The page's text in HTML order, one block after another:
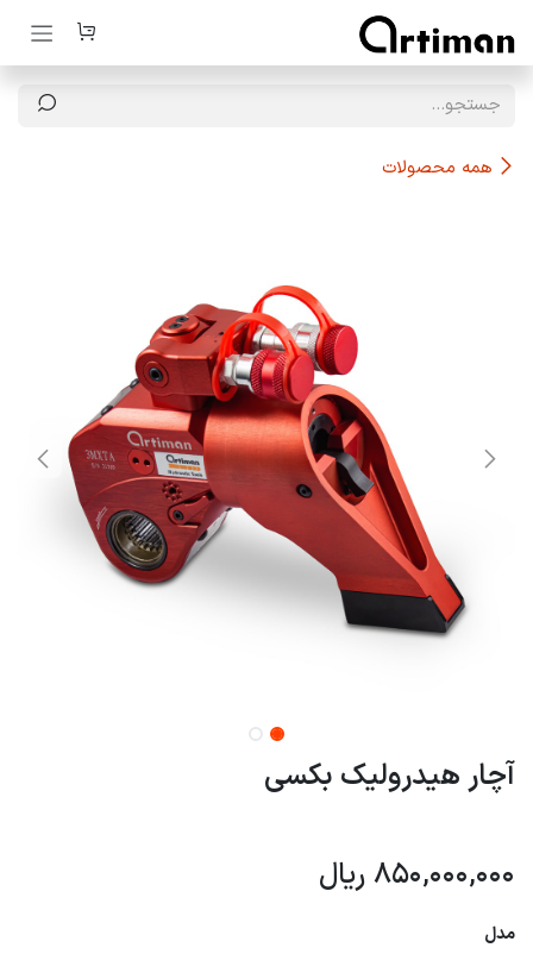
صرف نظر و مشاهده محتوا
همه محصولات
آچار هیدرولیک بکسی
850,000,000ریال
مدل